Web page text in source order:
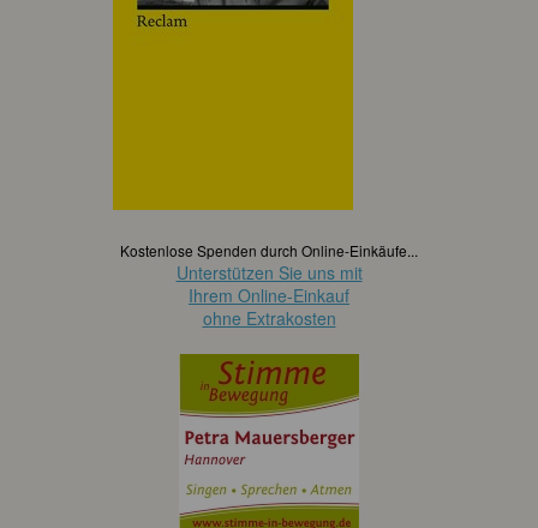
Kostenlose Spenden durch Online-Einkäufe...
Unterstützen Sie uns mit
Ihrem Online-Einkauf
ohne Extrakosten